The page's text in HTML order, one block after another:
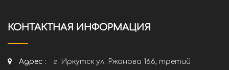
КОНТАКТНАЯ ИНФОРМАЦИЯ
Адрес :
г. Иркутск ул. Ржанова 166, третий